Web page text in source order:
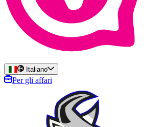
Italiano
Per gli affari